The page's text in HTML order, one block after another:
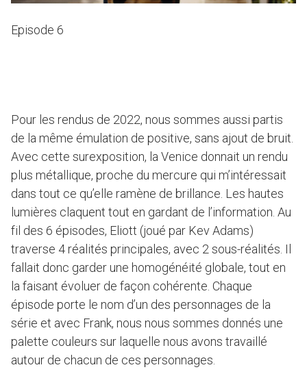
Episode 6
Pour les rendus de 2022, nous sommes aussi partis
de la même émulation de positive, sans ajout de bruit.
Avec cette surexposition, la Venice donnait un rendu
plus métallique, proche du mercure qui m’intéressait
dans tout ce qu’elle ramène de brillance. Les hautes
lumières claquent tout en gardant de l’information. Au
fil des 6 épisodes, Eliott (joué par Kev Adams)
traverse 4 réalités principales, avec 2 sous-réalités. Il
fallait donc garder une homogénéité globale, tout en
la faisant évoluer de façon cohérente. Chaque
épisode porte le nom d’un des personnages de la
série et avec Frank, nous nous sommes donnés une
palette couleurs sur laquelle nous avons travaillé
autour de chacun de ces personnages.